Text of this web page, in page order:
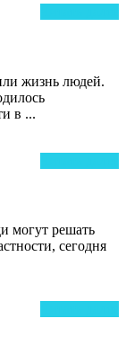
жизнь людей.
в ...
могут решать
сегодня